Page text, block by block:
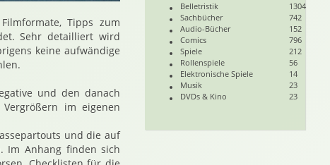
Tipps zum
Sehr detailliert wird
keine aufwändige
und den danach
im eigenen
und die auf
Im Anhang finden sich
Belletristik
1304
Sachbücher
742
Audio-Bücher
152
Comics
796
Spiele
212
Rollenspiele
56
Elektronische Spiele
14
Musik
23
DVDs & Kino
23